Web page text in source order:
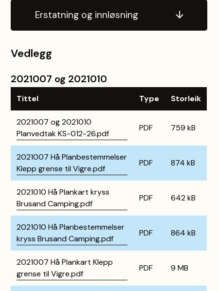
Erstatning og innløsning
Vedlegg
2021007 og 2021010
Tittel Type Storleik
2021007 og 2021010
Planvedtak KS-012-26.pdf
PDF 759 kB
2021007 Hå Planbestemmelser
Klepp grense til Vigre.pdf
PDF 874 kB
2021010 Hå Plankart kryss
Brusand Camping.pdf
PDF 642 kB
2021010 Hå Planbestemmelser
kryss Brusand Camping.pdf
PDF 864 kB
2021007 Hå Plankart Klepp
grense til Vigre.pdf
PDF 9 MB